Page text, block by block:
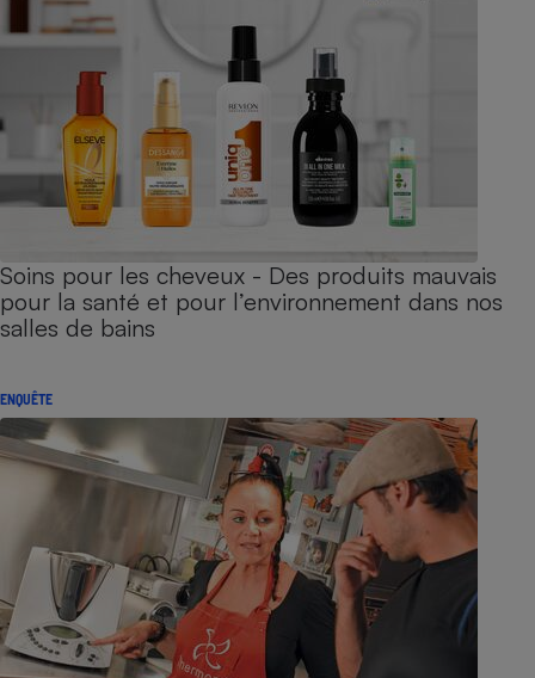
Soins pour les cheveux - Des produits mauvais
pour la santé et pour l’environnement dans nos
salles de bains
ENQUÊTE